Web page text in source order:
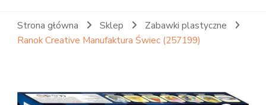
Strona główna Sklep
Zabawki plastyczne
Ranok Creative Manufaktura Świec (257199)